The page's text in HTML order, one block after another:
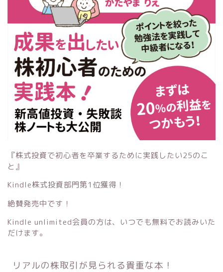
『株式投資で初心者を卒業するために実践したい25のこ
と』
Kindle株式投資部門第1位獲得！
絶賛発売中です！
Kindle unlimited会員の方は、いつでも無料でお読みいた
だけます。
リアルの株取引が見られる貴重な本！